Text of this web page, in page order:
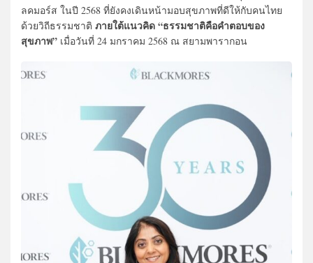
ลคมอร์ส ในปี 2568 ที่ยังคงเดินหน้ามอบสุขภาพที่ดีให้กับคนไทย
ด้วยวิถีธรรมชาติ ภายใต้แนวคิด “ธรรมชาติคือคำตอบของ
สุขภาพ” เมื่อวันที่ 24 มกราคม 2568 ณ สยามพารากอน